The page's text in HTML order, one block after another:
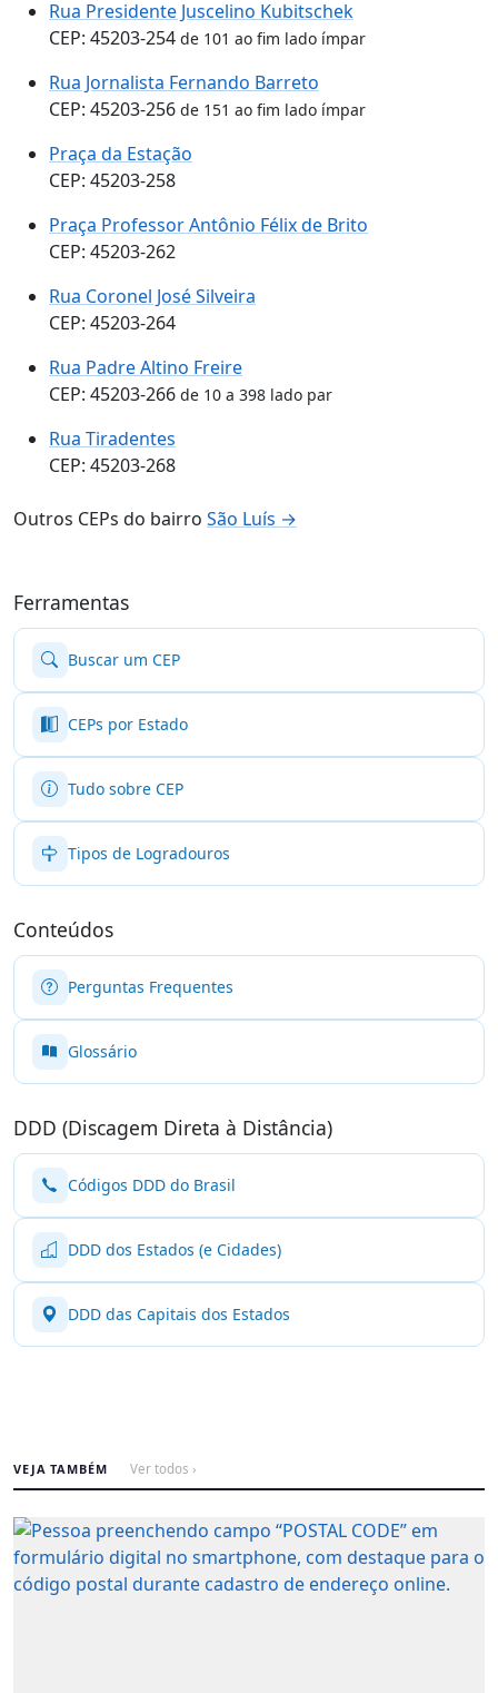
Rua Presidente Juscelino Kubitschek
CEP: 45203-254 de 101 ao fim lado ímpar
Rua Jornalista Fernando Barreto
CEP: 45203-256 de 151 ao fim lado ímpar
Praça da Estação
CEP: 45203-258
Praça Professor Antônio Félix de Brito
CEP: 45203-262
Rua Coronel José Silveira
CEP: 45203-264
Rua Padre Altino Freire
CEP: 45203-266 de 10 a 398 lado par
Rua Tiradentes
CEP: 45203-268
Outros CEPs do bairro São Luís →
Ferramentas
Buscar um CEP
CEPs por Estado
Tudo sobre CEP
Tipos de Logradouros
Conteúdos
Perguntas Frequentes
Glossário
DDD (Discagem Direta à Distância)
Códigos DDD do Brasil
DDD dos Estados (e Cidades)
DDD das Capitais dos Estados
VEJA TAMBÉM Ver todos ›